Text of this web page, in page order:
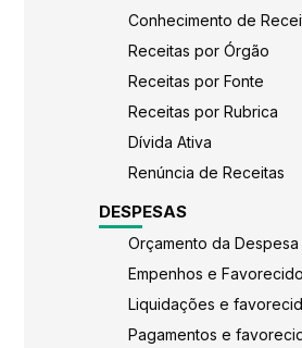
Conhecimento de
Receitas por Órgão
Receitas por Fonte
Receitas por Rubrica
Dívida Ativa
Renúncia de Receitas
DESPESAS
Orçamento da Despesa
Empenhos e
Liquidações e
Pagamentos e